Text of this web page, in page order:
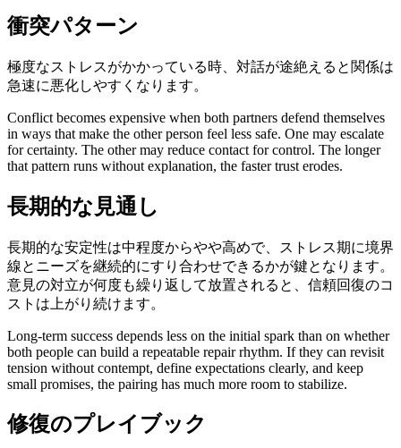
衝突パターン
極度なストレスがかかっている時、対話が途絶えると関係は
急速に悪化しやすくなります。
Conflict becomes expensive when both partners defend themselves
in ways that make the other person feel less safe. One may escalate
for certainty. The other may reduce contact for control. The longer
that pattern runs without explanation, the faster trust erodes.
長期的な見通し
長期的な安定性は中程度からやや高めで、ストレス期に境界
線とニーズを継続的にすり合わせできるかが鍵となります。
意見の対立が何度も繰り返して放置されると、信頼回復のコ
ストは上がり続けます。
Long-term success depends less on the initial spark than on whether
both people can build a repeatable repair rhythm. If they can revisit
tension without contempt, define expectations clearly, and keep
small promises, the pairing has much more room to stabilize.
修復のプレイブック